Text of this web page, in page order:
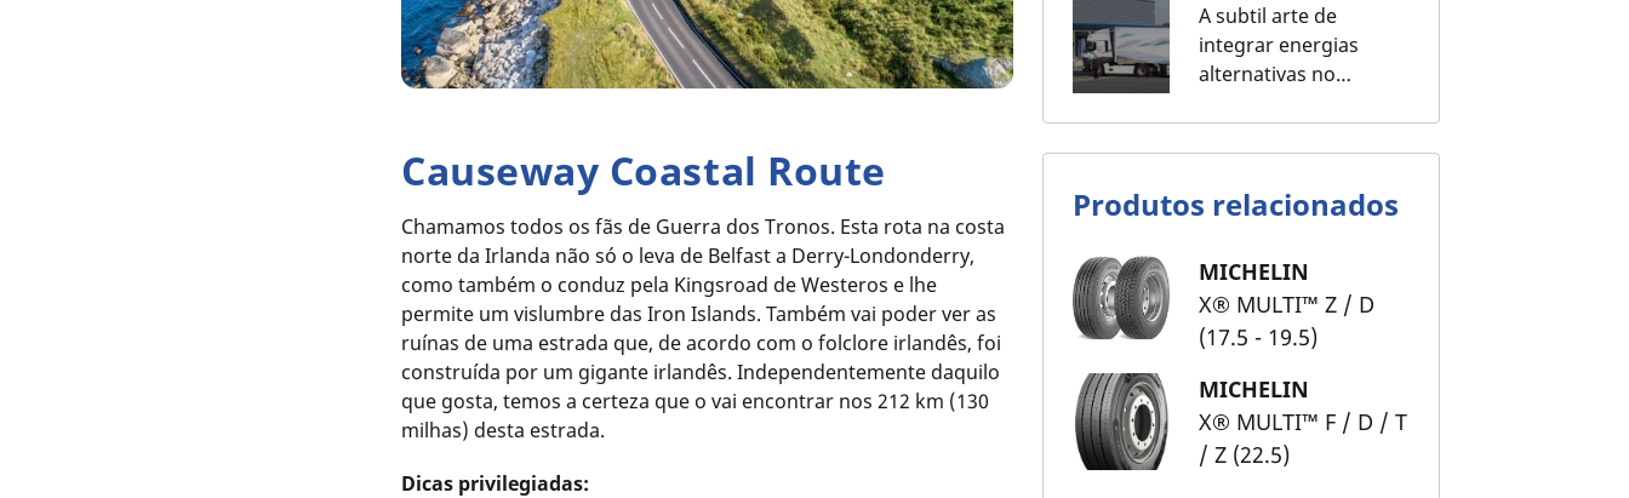
Causeway Coastal Route
Chamamos todos os fãs de Guerra dos Tronos. Esta rota na costa
norte da Irlanda não só o leva de Belfast a Derry-Londonderry,
como também o conduz pela Kingsroad de Westeros e lhe
permite um vislumbre das Iron Islands. Também vai poder ver as
ruínas de uma estrada que, de acordo com o folclore irlandês, foi
construída por um gigante irlandês. Independentemente daquilo
que gosta, temos a certeza que o vai encontrar nos 212 km (130
milhas) desta estrada.
Dicas privilegiadas:
A subtil arte de
integrar energias
alternativas no
Produtos relacionados
MICHELIN
X® MULTI™ Z / D
(17.5 - 19.5)
MICHELIN
X® MULTI™ F / D / T
/ Z (22.5)